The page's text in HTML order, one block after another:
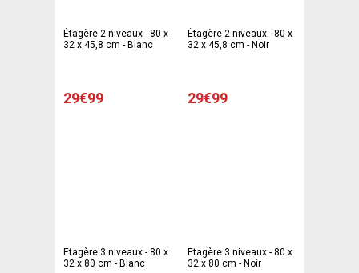
Étagère 2 niveaux - 80 x
32 x 45,8 cm - Blanc
29€99
Étagère 2 niveaux - 80 x
32 x 45,8 cm - Noir
29€99
Étagère 3 niveaux - 80 x
32 x 80 cm - Blanc
Étagère 3 niveaux - 80 x
32 x 80 cm - Noir